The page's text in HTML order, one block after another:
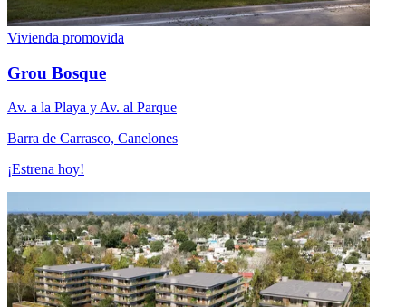
Vivienda promovida
Grou Bosque
Av. a la Playa y Av. al Parque
Barra de Carrasco, Canelones
¡Estrena hoy!